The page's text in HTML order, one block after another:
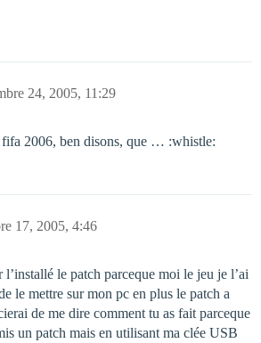
24, 2005, 11:29
fifa 2006, ben disons, que … :whistle:
17, 2005, 4:46
le patch parceque moi le jeu je l’ai
le mettre sur mon pc en plus le patch a
de me dire comment tu as fait parceque
un patch mais en utilisant ma clée USB